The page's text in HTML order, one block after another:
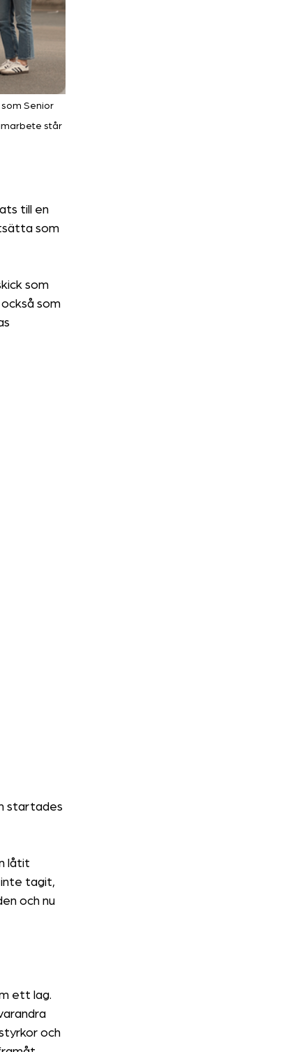
Senior
står
till en
som
som
som
startades
låtit
inte tagit,
och nu
ett lag.
och